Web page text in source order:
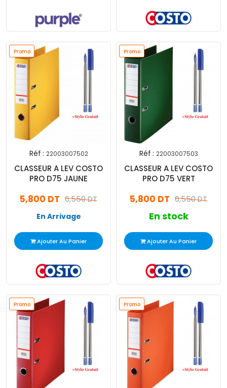
Promo
Réf : 22003007502
CLASSEUR A LEV COSTO
PRO D75 JAUNE
6,550 DT
5,800 DT
En Arrivage
Ajouter Au Panier
Promo
Réf : 22003007503
CLASSEUR A LEV COSTO
PRO D75 VERT
6,550 DT
5,800 DT
En stock
Ajouter Au Panier
Promo Promo